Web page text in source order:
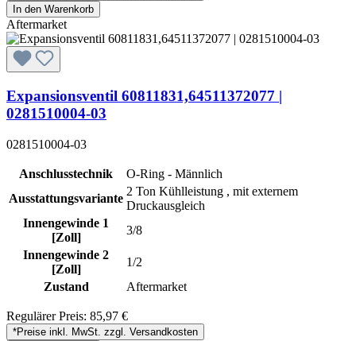
In den Warenkorb
Aftermarket
Expansionsventil 60811831,64511372077 |
0281510004-03
0281510004-03
Anschlusstechnik
O-Ring - Männlich
Ausstattungsvariante
2 Ton Kühlleistung , mit externem
Druckausgleich
Innengewinde 1
[Zoll]
3/8
Innengewinde 2
[Zoll]
1/2
Zustand
Aftermarket
Regulärer Preis: 85,97 €
*Preise inkl. MwSt. zzgl. Versandkosten